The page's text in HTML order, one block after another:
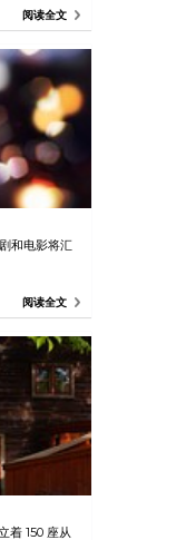
阅读全文
和电影将汇
阅读全文
着 150 座从